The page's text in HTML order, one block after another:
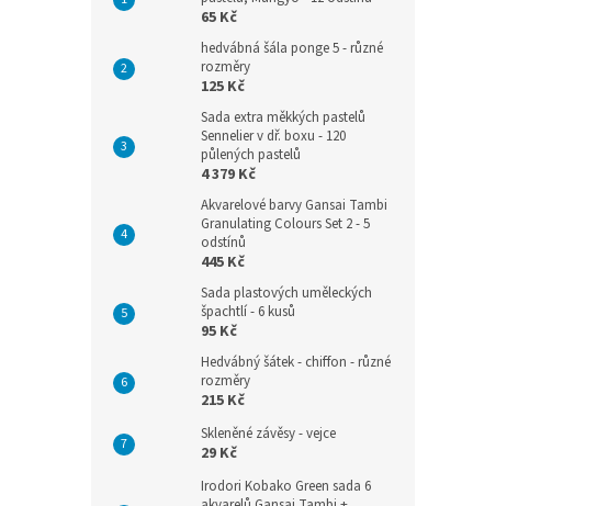
65 Kč
hedvábná šála ponge 5 - různé
rozměry
125 Kč
Sada extra měkkých pastelů
Sennelier v dř. boxu - 120
půlených pastelů
4 379 Kč
Akvarelové barvy Gansai Tambi
Granulating Colours Set 2 - 5
odstínů
445 Kč
Sada plastových uměleckých
špachtlí - 6 kusů
95 Kč
Hedvábný šátek - chiffon - různé
rozměry
215 Kč
Skleněné závěsy - vejce
29 Kč
Irodori Kobako Green sada 6